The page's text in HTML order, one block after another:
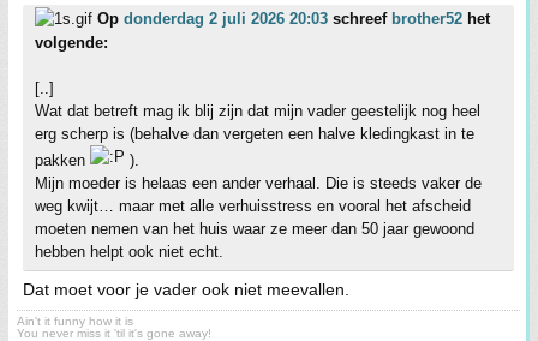
Op donderdag 2 juli 2026 20:03 schreef brother52 het
volgende:
[..]
Wat dat betreft mag ik blij zijn dat mijn vader geestelijk nog heel
erg scherp is (behalve dan vergeten een halve kledingkast in te
pakken
).
Mijn moeder is helaas een ander verhaal. Die is steeds vaker de
weg kwijt… maar met alle verhuisstress en vooral het afscheid
moeten nemen van het huis waar ze meer dan 50 jaar gewoond
hebben helpt ook niet echt.
Dat moet voor je vader ook niet meevallen.
Ain't it funny how it is
You never miss it 'til it's gone away!